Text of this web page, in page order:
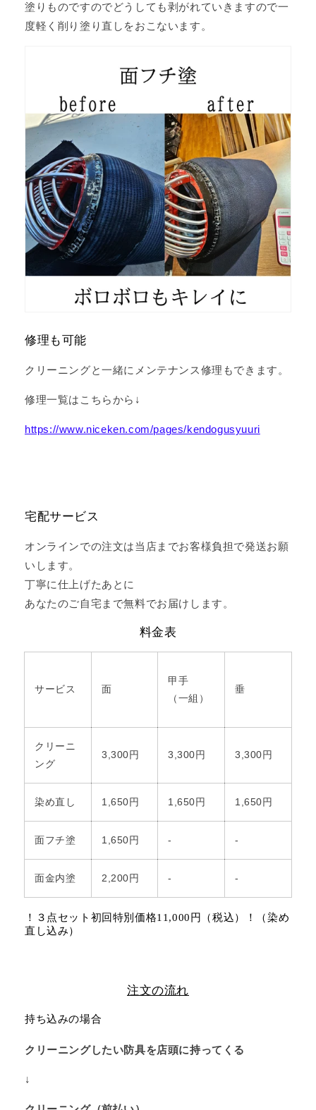
塗りものですのでどうしても剥がれていきますので一
度軽く削り塗り直しをおこないます。
修理も可能
クリーニングと一緒にメンテナンス修理もできます。
修理一覧はこちらから↓
https://www.niceken.com/pages/kendogusyuuri
宅配サービス
オンラインでの注文は当店までお客様負担で発送お願
いします。
丁寧に仕上げたあとに
あなたのご自宅まで無料でお届けします。
料金表
サービス 面
甲手
（一組）
垂
クリーニ
ング
3,300円 3,300円 3,300円
染め直し 1,650円 1,650円 1,650円
面フチ塗 1,650円 - -
面金内塗 2,200円 - -
！３点セット初回特別価格11,000円（税込）！（染め
直し込み）
注文の流れ
持ち込みの場合
クリーニングしたい防具を店頭に持ってくる
↓